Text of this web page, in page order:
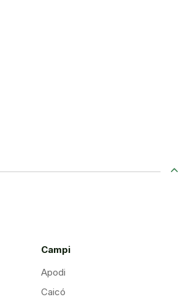
Campi
Apodi
Caicó